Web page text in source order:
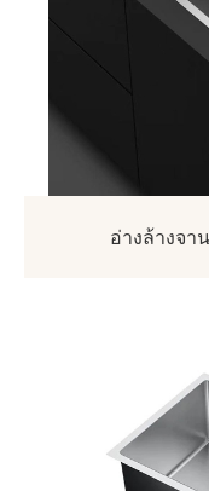
อ่างล้างจา